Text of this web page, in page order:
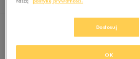
Nike: Twój styl
Dostosuj
OK